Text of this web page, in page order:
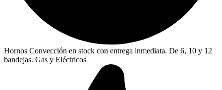
Hornos Convección en stock con entrega inmediata. De 6, 10 y 12
bandejas. Gas y Eléctricos